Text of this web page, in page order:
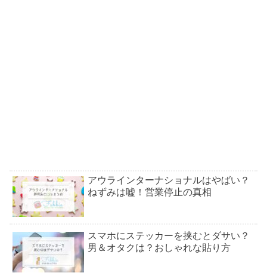
アウラインターナショナルはやばい？
ねずみは嘘！営業停止の真相
スマホにステッカーを挟むとダサい？
男＆オタクは？おしゃれな貼り方